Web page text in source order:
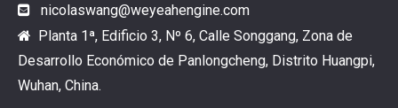
¿Cuál es el encanto de las piezas de la serie 3500 de Caterpillar?
Los productos de gas de alta calidad son
 nicolaswang@weyeahengine.com
 Planta 1ª, Edificio 3, Nº 6, Calle Songgang, Zona de
Desarrollo Económico de Panlongcheng, Distrito Huangpi,
Wuhan, China.